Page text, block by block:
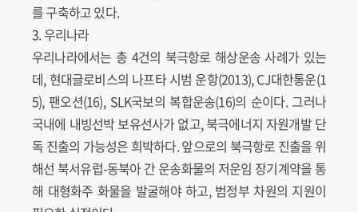
를 구축하고 있다.
3. 우리나라
우리나라에서는 총 4건의 북극항로 해상운송 사례가 있는
데, 현대글로비스의 나프타 시범 운항(2013), CJ대한통운(1
5), 팬오션(16), SLK국보의 복합운송(16)의 순이다. 그러나
국내에 내빙선박 보유선사가 없고, 북극에너지 자원개발 단
독 진출의 가능성은 희박하다. 앞으로의 북극항로 진출을 위
해선 북서유럽-동북아 간 운송화물의 저운임 장기계약을 통
해 대형화주 화물을 발굴해야 하고, 범정부 차원의 지원이